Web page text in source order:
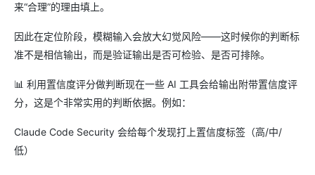
来“合理”的理由填上。
因此在定位阶段，模糊输入会放大幻觉风险——这时候你的判断标
准不是相信输出，而是验证输出是否可检验、是否可排除。
📊 利用置信度评分做判断现在一些 AI 工具会给输出附带置信度评
分，这是个非常实用的判断依据。例如：
Claude Code Security 会给每个发现打上置信度标签（高/中/
低）